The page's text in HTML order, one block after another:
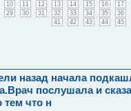
10 11 12 13 14 15 16
17
29 30 31 32 33 34 35
36
41
42 43 44 45
назад начала
послушала и
тем что н